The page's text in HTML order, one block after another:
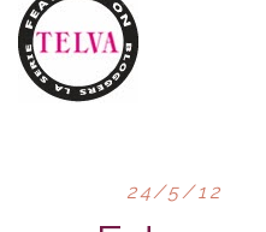
24/5/12